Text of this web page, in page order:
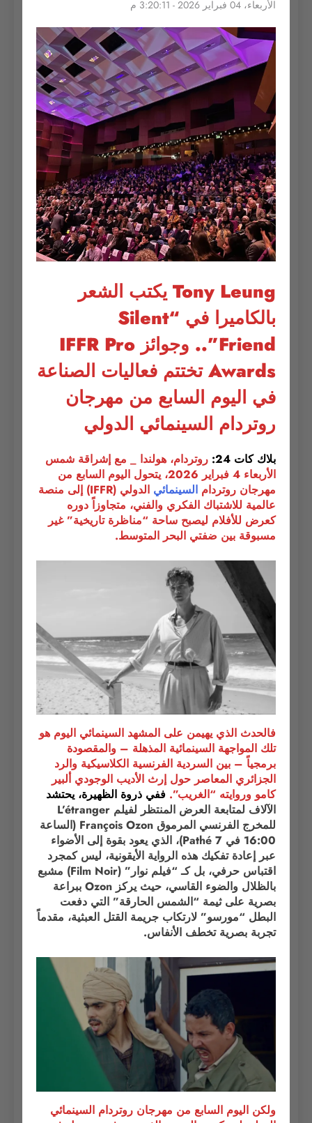
الأربعاء، 04 فبراير 2026 - 3:20:11 م
Tony Leung يكتب الشعر
بالكاميرا في “Silent
Friend”.. وجوائز IFFR Pro
Awards تختتم فعاليات الصناعة
في اليوم السابع من مهرجان
روتردام السينمائي الدولي
بلاك كات 24:
روتردام، هولندا _ مع إشراقة شمس
الأربعاء 4 فبراير 2026، يتحول اليوم السابع من
مهرجان روتردام السينمائي
الدولي (IFFR) إلى منصة
عالمية للاشتباك الفكري والفني، متجاوزاً دوره
كعرض للأفلام ليصبح ساحة “مناظرة تاريخية” غير
مسبوقة بين ضفتي البحر المتوسط.
فالحدث الذي يهيمن على المشهد السينمائي اليوم هو
تلك المواجهة السينمائية المذهلة – والمقصودة
برمجياً – بين السردية الفرنسية الكلاسيكية والرد
الجزائري المعاصر حول إرث الأديب الوجودي ألبير
كامو وروايته “الغريب”. ففي ذروة الظهيرة، يحتشد
الآلاف لمتابعة العرض المنتظر لفيلم L’étranger
للمخرج الفرنسي المرموق François Ozon (الساعة
16:00 في Pathé 7)، الذي يعود بقوة إلى الأضواء
عبر إعادة تفكيك هذه الرواية الأيقونية، ليس كمجرد
اقتباس حرفي، بل كـ “فيلم نوار” (Film Noir) مشبع
بالظلال والضوء القاسي، حيث يركز Ozon ببراعة
بصرية على ثيمة “الشمس الحارقة” التي دفعت
البطل “مورسو” لارتكاب جريمة القتل العبثية، مقدماً
تجربة بصرية تخطف الأنفاس.
ولكن اليوم السابع من مهرجان روتردام السينمائي